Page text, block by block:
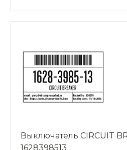
Выключатель CIRCUIT
1628398513